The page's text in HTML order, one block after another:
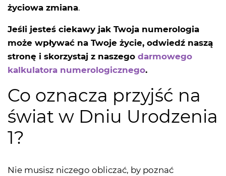
życiowa zmiana.
Jeśli jesteś ciekawy jak Twoja numerologia
może wpływać na Twoje życie, odwiedź naszą
stronę i skorzystaj z naszego darmowego
kalkulatora numerologicznego.
Co oznacza przyjść na
świat w Dniu Urodzenia
1?
Nie musisz niczego obliczać, by poznać